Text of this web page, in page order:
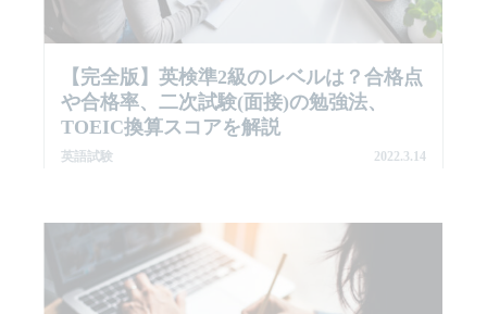
【完全版】英検準2級のレベルは？合格点
や合格率、二次試験(面接)の勉強法、
TOEIC換算スコアを解説
英語試験 2022.3.14